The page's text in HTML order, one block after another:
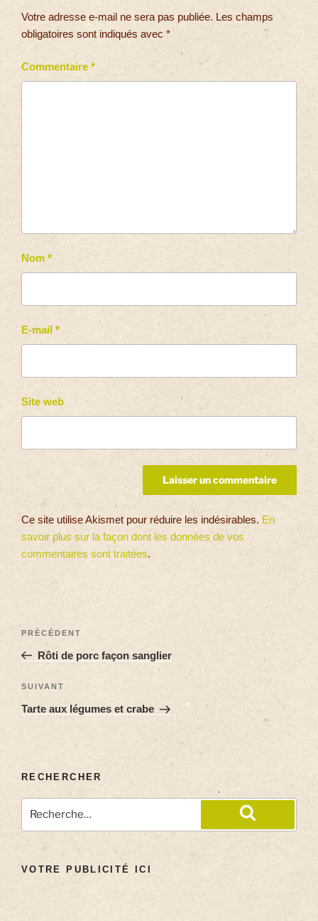
Votre adresse e-mail ne sera pas publiée. Les champs
obligatoires sont indiqués avec *
Commentaire *
Nom *
E-mail *
Site web
Ce site utilise Akismet pour réduire les indésirables. En
savoir plus sur la façon dont les données de vos
commentaires sont traitées.
PRÉCÉDENT
Rôti de porc façon sanglier
SUIVANT
Tarte aux légumes et crabe
RECHERCHER
VOTRE PUBLICITÉ ICI